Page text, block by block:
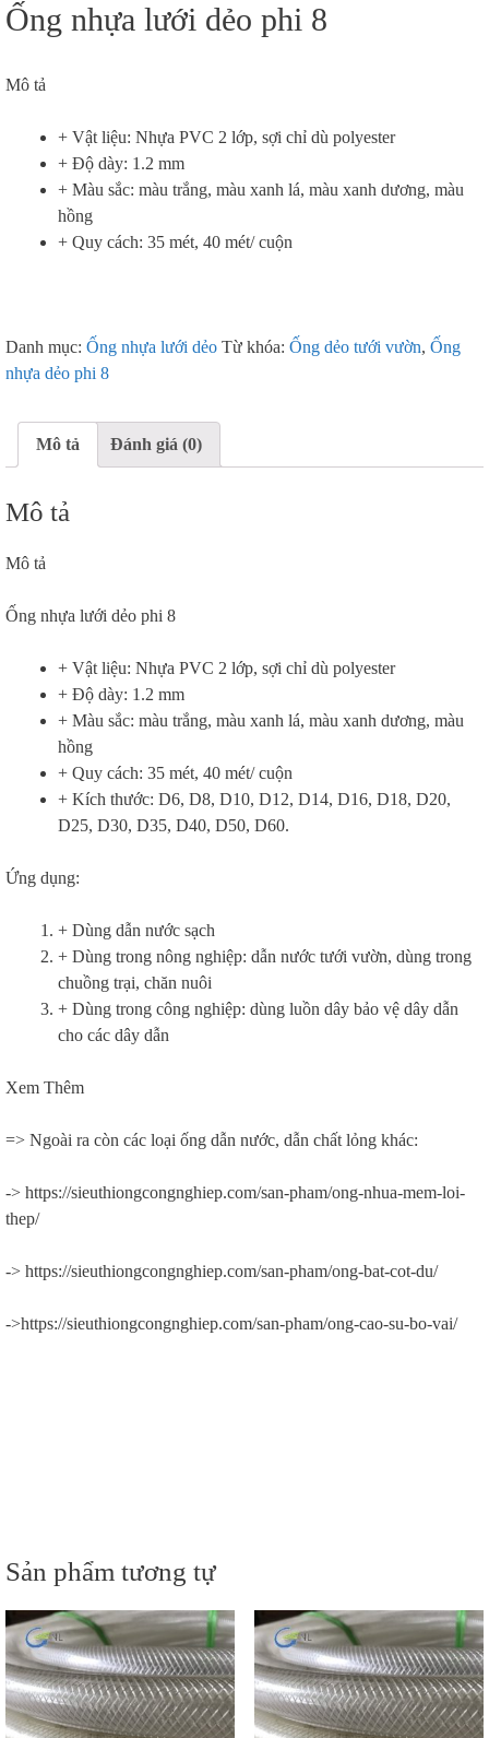
Ống nhựa lưới dẻo phi 8
Mô tả
+ Vật liệu: Nhựa PVC 2 lớp, sợi chỉ dù polyester
+ Độ dày: 1.2 mm
+ Màu sắc: màu trắng, màu xanh lá, màu xanh dương, màu
hồng
+ Quy cách: 35 mét, 40 mét/ cuộn
Danh mục: Ống nhựa lưới dẻo Từ khóa: Ống dẻo tưới vườn, Ống
nhựa dẻo phi 8
Mô tả Đánh giá (0)
Mô tả
Mô tả
Ống nhựa lưới dẻo phi 8
+ Vật liệu: Nhựa PVC 2 lớp, sợi chỉ dù polyester
+ Độ dày: 1.2 mm
+ Màu sắc: màu trắng, màu xanh lá, màu xanh dương, màu
hồng
+ Quy cách: 35 mét, 40 mét/ cuộn
+ Kích thước: D6, D8, D10, D12, D14, D16, D18, D20,
D25, D30, D35, D40, D50, D60.
Ứng dụng:
+ Dùng dẫn nước sạch
+ Dùng trong nông nghiệp: dẫn nước tưới vườn, dùng trong
chuồng trại, chăn nuôi
+ Dùng trong công nghiệp: dùng luồn dây bảo vệ dây dẫn
cho các dây dẫn
Xem Thêm
=> Ngoài ra còn các loại ống dẫn nước, dẫn chất lỏng khác:
-> https://sieuthiongcongnghiep.com/san-pham/ong-nhua-mem-loi-
thep/
-> https://sieuthiongcongnghiep.com/san-pham/ong-bat-cot-du/
->https://sieuthiongcongnghiep.com/san-pham/ong-cao-su-bo-vai/
Sản phẩm tương tự